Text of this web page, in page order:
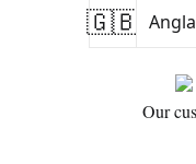
🇬🇧
Our